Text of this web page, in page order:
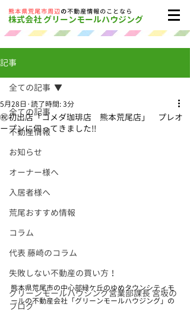
​熊本県荒尾市周辺の不動産情報のことなら
株式会社 グリーンモールハウジング
記事
全ての記事
不動産情報
お知らせ
オーナー様へ
入居者様へ
荒尾おすすめ情報
コラム
代表 藤崎のコラム
失敗しない不動産の買い方！
グリーンモールハウシング営業部課長 宮坂の
ブログ
全ての記事
㊗初出店「コメダ珈琲店 熊本荒尾店」 プレオ
ープンに伺ってきました‼
5月28日 読了時間: 3分
熊本県荒尾市の中心部緑ケ丘のゆめタウンシティモ
ールの不動産会社「グリーンモールハウジング」の